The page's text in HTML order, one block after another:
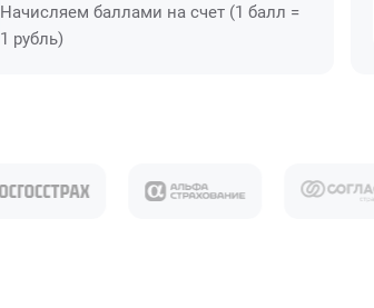
Начисляем баллами на счет (1 балл =
1 рубль)